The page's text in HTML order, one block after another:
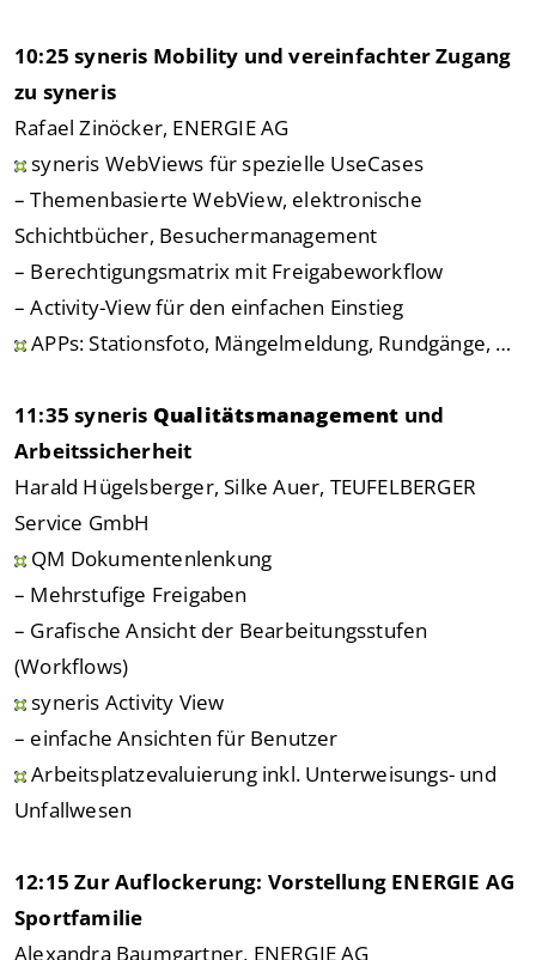
10:25 syneris Mobility und vereinfachter Zugang
zu syneris
Rafael Zinöcker, ENERGIE AG
syneris WebViews für spezielle UseCases
– Themenbasierte WebView, elektronische
Schichtbücher, Besuchermanagement
– Berechtigungsmatrix mit Freigabeworkflow
– Activity-View für den einfachen Einstieg
APPs: Stationsfoto, Mängelmeldung, Rundgänge, …
11:35 syneris Qualitätsmanagement und
Arbeitssicherheit
Harald Hügelsberger, Silke Auer, TEUFELBERGER
Service GmbH
QM Dokumentenlenkung
– Mehrstufige Freigaben
– Grafische Ansicht der Bearbeitungsstufen
(Workflows)
syneris Activity View
– einfache Ansichten für Benutzer
Arbeitsplatzevaluierung inkl. Unterweisungs- und
Unfallwesen
12:15 Zur Auflockerung: Vorstellung ENERGIE AG
Sportfamilie
Alexandra Baumgartner, ENERGIE AG